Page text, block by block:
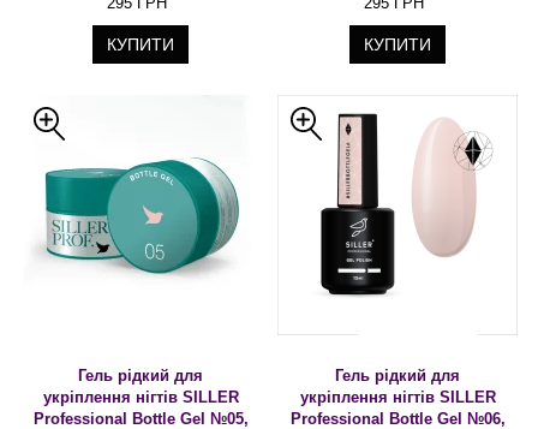
КУПИТИ КУПИТИ
Гель рідкий для
укріплення нігтів SILLER
Professional Bottle Gel №05,
Гель рідкий для
укріплення нігтів SILLER
Professional Bottle Gel №06,